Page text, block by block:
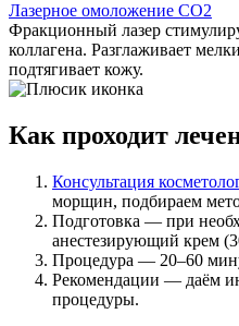
Лазерное омоложение CO2
Фракционный лазер
коллагена. Разглаживает
подтягивает кожу.
Как проходит
Консультация
морщин, подбираем
Подготовка — при
анестезирующий крем
Процедура — 20–60
Рекомендации — даём
процедуры.